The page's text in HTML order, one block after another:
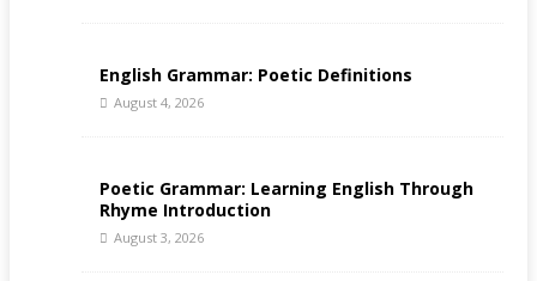
English Grammar: Poetic Definitions
August 4, 2026
Poetic Grammar: Learning English Through
Rhyme Introduction
August 3, 2026